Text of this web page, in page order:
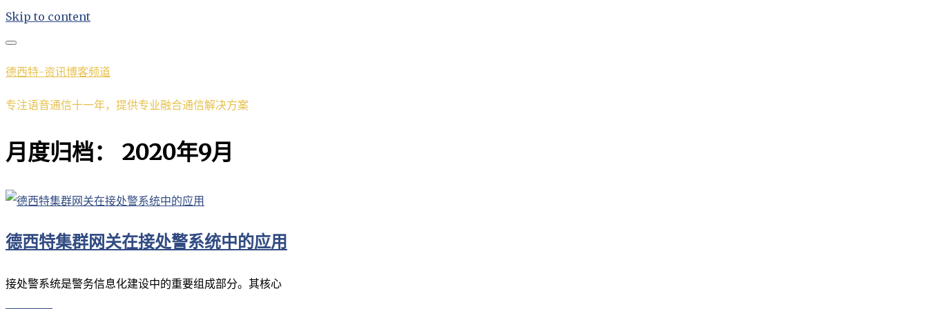
Skip to content
德西特-资讯博客频道
专注语音通信十一年，提供专业融合通信解决方案
月度归档： 2020年9月
德西特集群网关在接处警系统中的应用
接处警系统是警务信息化建设中的重要组成部分。其核心